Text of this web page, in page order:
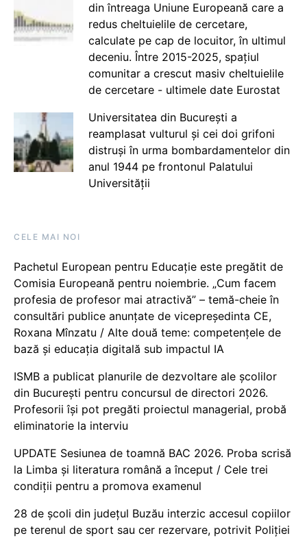
din întreaga Uniune Europeană care a
redus cheltuielile de cercetare,
calculate pe cap de locuitor, în ultimul
deceniu. Între 2015-2025, spațiul
comunitar a crescut masiv cheltuielile
de cercetare - ultimele date Eurostat
Universitatea din București a
reamplasat vulturul și cei doi grifoni
distruși în urma bombardamentelor din
anul 1944 pe frontonul Palatului
Universității
CELE MAI NOI
Pachetul European pentru Educație este pregătit de
Comisia Europeană pentru noiembrie. „Cum facem
profesia de profesor mai atractivă” – temă-cheie în
consultări publice anunțate de vicepreședinta CE,
Roxana Mînzatu / Alte două teme: competențele de
bază și educația digitală sub impactul IA
ISMB a publicat planurile de dezvoltare ale școlilor
din București pentru concursul de directori 2026.
Profesorii își pot pregăti proiectul managerial, probă
eliminatorie la interviu
UPDATE Sesiunea de toamnă BAC 2026. Proba scrisă
la Limba și literatura română a început / Cele trei
condiții pentru a promova examenul
28 de școli din județul Buzău interzic accesul copiilor
pe terenul de sport sau cer rezervare, potrivit Poliției